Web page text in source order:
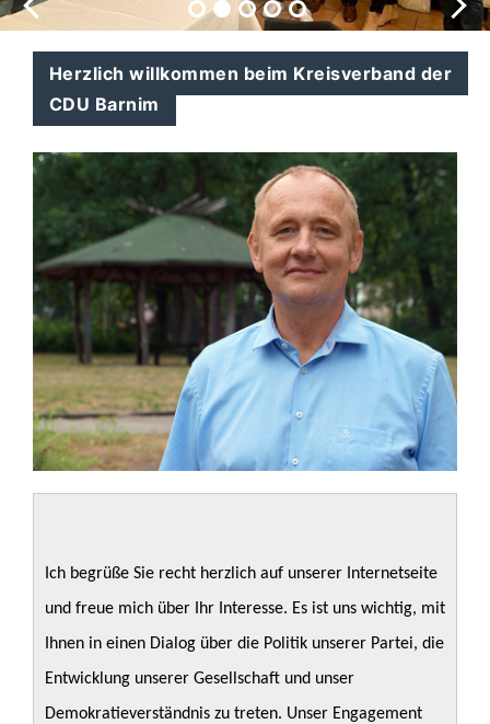
Herzlich willkommen beim Kreisverband der
CDU Barnim
Ich begrüße Sie recht herzlich auf unserer Internetseite
und freue mich über Ihr Interesse. Es ist uns wichtig, mit
Ihnen in einen Dialog über die Politik unserer Partei, die
Entwicklung unserer Gesellschaft und unser
Demokratieverständnis zu treten. Unser Engagement